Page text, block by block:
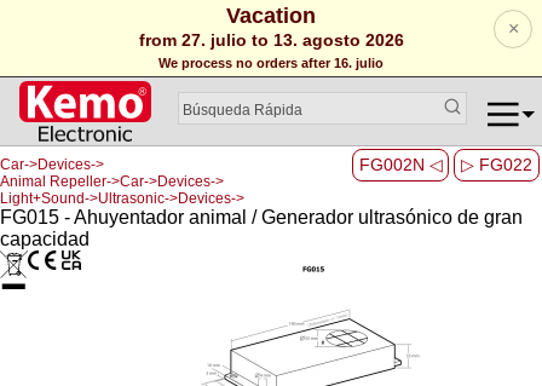
Vacation
from 27. julio to 13. agosto 2026
We process no orders after 16. julio
×
FG002N ◁ ▷ FG022
Car->Devices->
Animal Repeller->Car->Devices->
Light+Sound->Ultrasonic->Devices->
FG015 - Ahuyentador animal / Generador ultrasónico de gran
capacidad